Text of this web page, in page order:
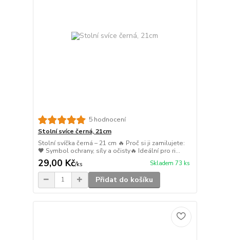
5 hodnocení
Stolní svíce černá, 21cm
Stolní svíčka černá – 21 cm 🔥 Proč si ji zamilujete:
🖤 Symbol ochrany, síly a očisty🔥 Ideální pro ri...
29,00 Kč/ks Skladem 73 ks
Přidat do košíku